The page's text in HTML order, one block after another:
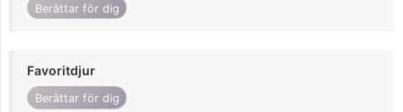
Berättar för dig
Favoritdjur
Berättar för dig